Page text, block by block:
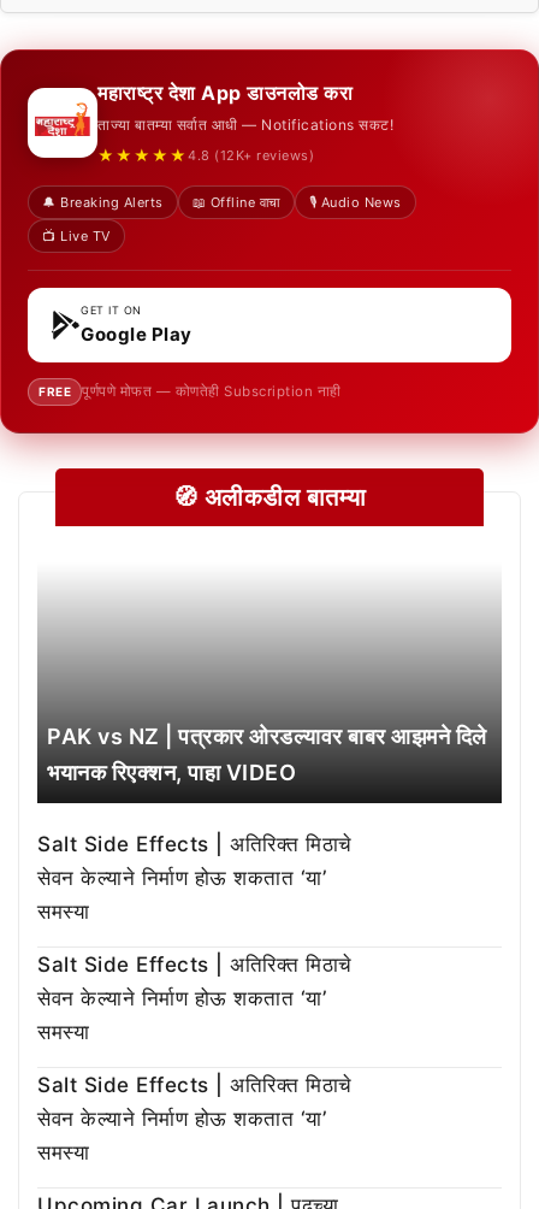
महाराष्ट्र देशा App डाउनलोड करा
ताज्या बातम्या सर्वात आधी — Notifications सकट!
★★★★★ 4.8 (12K+ reviews)
🔔 Breaking Alerts 📖 Offline वाचा
🎙️ Audio News
📺 Live TV
GET IT ON
Google Play
FREE पूर्णपणे मोफत — कोणतेही Subscription नाही
🧭 अलीकडील बातम्या
PAK vs NZ | पत्रकार ओरडल्यावर बाबर आझमने दिले
भयानक रिएक्शन, पाहा VIDEO
Salt Side Effects | अतिरिक्त मिठाचे
सेवन केल्याने निर्माण होऊ शकतात ‘या’
समस्या
Salt Side Effects | अतिरिक्त मिठाचे
सेवन केल्याने निर्माण होऊ शकतात ‘या’
समस्या
Salt Side Effects | अतिरिक्त मिठाचे
सेवन केल्याने निर्माण होऊ शकतात ‘या’
समस्या